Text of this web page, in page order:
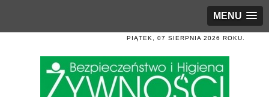
MENU
PIĄTEK, 07 SIERPNIA 2026 ROKU.